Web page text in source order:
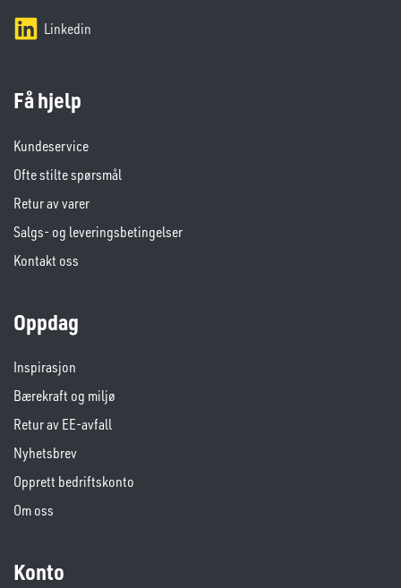
Linkedin
Få hjelp
Kundeservice
Ofte stilte spørsmål
Retur av varer
Salgs- og leveringsbetingelser
Kontakt oss
Oppdag
Inspirasjon
Bærekraft og miljø
Retur av EE-avfall
Nyhetsbrev
Opprett bedriftskonto
Om oss
Konto